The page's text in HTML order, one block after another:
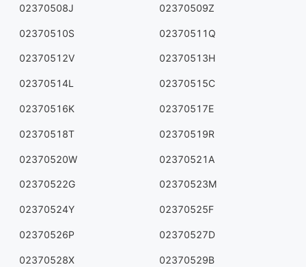
02370508J 02370509Z
02370510S 02370511Q
02370512V 02370513H
02370514L 02370515C
02370516K 02370517E
02370518T 02370519R
02370520W 02370521A
02370522G 02370523M
02370524Y 02370525F
02370526P 02370527D
02370528X 02370529B